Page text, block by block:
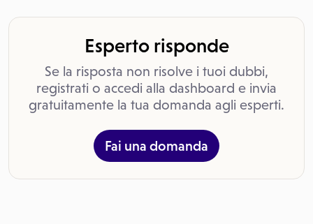
Esperto risponde
Se la risposta non risolve i tuoi dubbi,
registrati o accedi alla dashboard e invia
gratuitamente la tua domanda agli esperti.
Fai una domanda